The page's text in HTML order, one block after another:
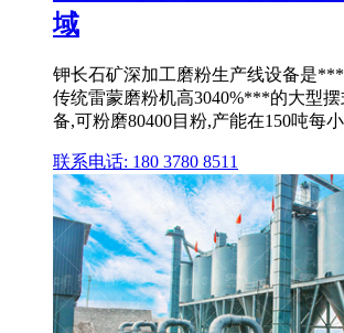
域
钾长石矿深加工磨粉生产线设备是
传统雷蒙磨粉机高3040%***的大型
备,可粉磨80400目粉,产能在150吨每
联系电话: 180 3780 8511